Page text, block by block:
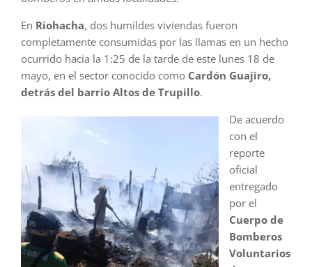
En Riohacha, dos humildes viviendas fueron
completamente consumidas por las llamas en un hecho
ocurrido hacia la 1:25 de la tarde de este lunes 18 de
mayo, en el sector conocido como Cardón Guajiro,
detrás del barrio Altos de Trupillo.
De acuerdo
con el
reporte
oficial
entregado
por el
Cuerpo de
Bomberos
Voluntarios